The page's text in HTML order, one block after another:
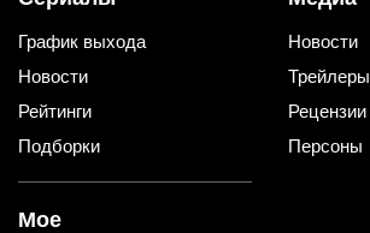
График выхода
Новости
Рейтинги
Подборки
Новости
Трейлеры
Рецензии
Персоны
Мое